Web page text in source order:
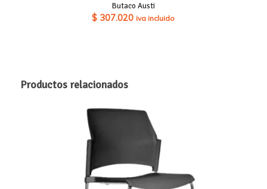
Butaco Austi
$ 307.020 iva incluido
Productos relacionados